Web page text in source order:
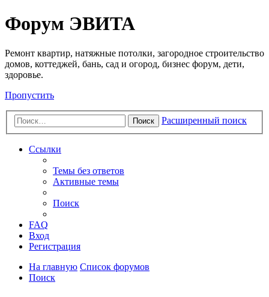
Регистрация
Форум ЭВИТА
Ремонт квартир, натяжные потолки, загородное строительство
домов, коттеджей, бань, сад и огород, бизнес форум, дети,
здоровье.
Пропустить
Поиск Расширенный поиск
Ссылки
Темы без ответов
Активные темы
Поиск
FAQ
Вход
Регистрация
На главную Список форумов
Поиск